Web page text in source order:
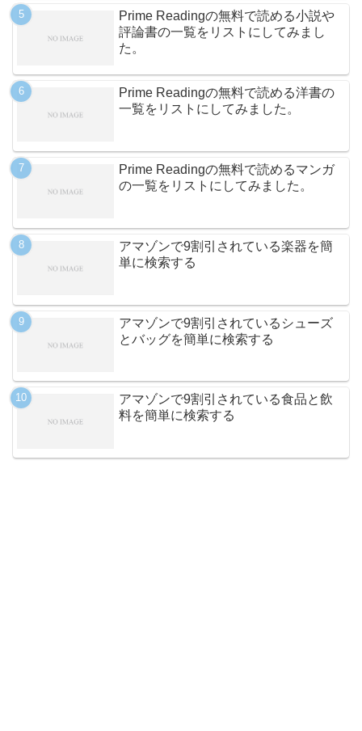
Prime Readingの無料で読める小説や
評論書の一覧をリストにしてみまし
た。
Prime Readingの無料で読める洋書の
一覧をリストにしてみました。
Prime Readingの無料で読めるマンガ
の一覧をリストにしてみました。
アマゾンで9割引されている楽器を簡
単に検索する
アマゾンで9割引されているシューズ
とバッグを簡単に検索する
アマゾンで9割引されている食品と飲
料を簡単に検索する